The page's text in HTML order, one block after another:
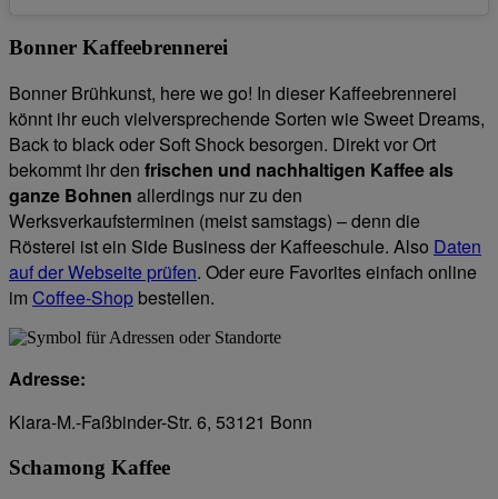
Bonner Kaffeebrennerei
Bonner Brühkunst, here we go! In dieser Kaffeebrennerei
könnt ihr euch vielversprechende Sorten wie Sweet Dreams,
Back to black oder Soft Shock besorgen. Direkt vor Ort
bekommt ihr den frischen und nachhaltigen Kaffee als
ganze Bohnen allerdings nur zu den
Werksverkaufsterminen (meist samstags) – denn die
Rösterei ist ein Side Business der Kaffeeschule. Also Daten
auf der Webseite prüfen. Oder eure Favorites einfach online
im Coffee-Shop bestellen.
Adresse:
Klara-M.-Faßbinder-Str. 6, 53121 Bonn
Schamong Kaffee